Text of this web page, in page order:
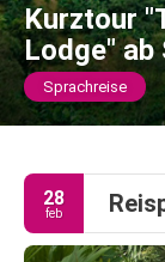
Kurztour
Lodge" ab
Sprachreise
28
feb